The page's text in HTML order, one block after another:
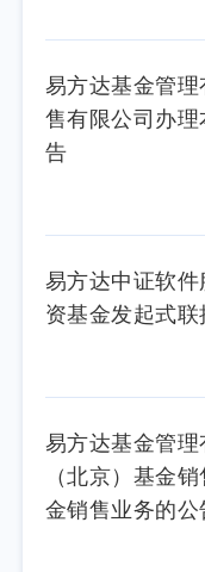
易方达基金管
售有限公司办
告
易方达中证软
资基金发起式
易方达基金管
（北京）基金
金销售业务的公